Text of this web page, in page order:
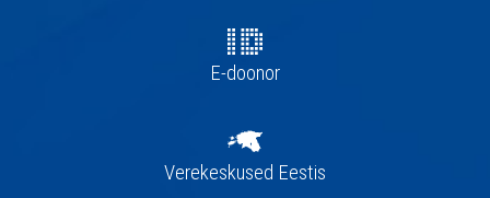
E-doonor
Verekeskused Eestis